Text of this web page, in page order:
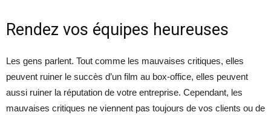
Rendez vos équipes heureuses
Les gens parlent. Tout comme les mauvaises critiques, elles
peuvent ruiner le succès d’un film au box-office, elles peuvent
aussi ruiner la réputation de votre entreprise. Cependant, les
mauvaises critiques ne viennent pas toujours de vos clients ou de